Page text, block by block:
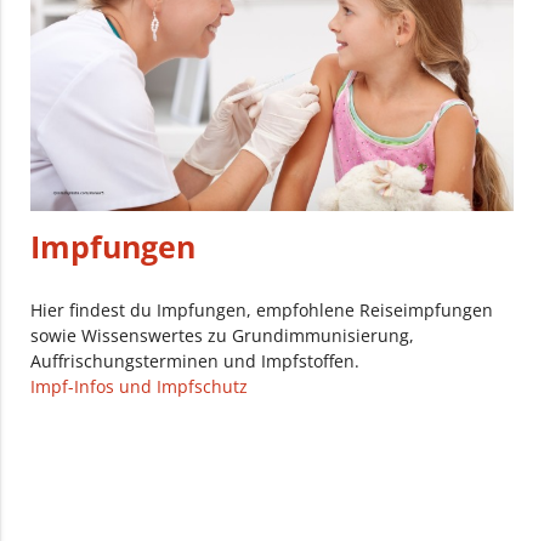
Impfungen
Hier findest du Impfungen, empfohlene Reiseimpfungen
sowie Wissenswertes zu Grundimmunisierung,
Auffrischungsterminen und Impfstoffen.
Impf-Infos und Impfschutz